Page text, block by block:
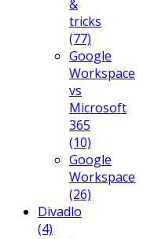
&
tricks
(77)
Google
Workspace
vs
Microsoft
365
(10)
Google
Workspace
(26)
Divadlo
(4)